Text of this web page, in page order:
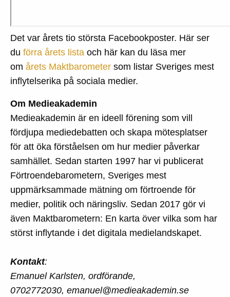
Det var årets tio största Facebookposter. Här ser
du förra årets lista och här kan du läsa mer
om årets Maktbarometer som listar Sveriges mest
inflytelserika på sociala medier.
Om Medieakademin
Medieakademin är en ideell förening som vill
fördjupa mediedebatten och skapa mötesplatser
för att öka förståelsen om hur medier påverkar
samhället. Sedan starten 1997 har vi publicerat
Förtroendebarometern, Sveriges mest
uppmärksammade mätning om förtroende för
medier, politik och näringsliv. Sedan 2017 gör vi
även Maktbarometern: En karta över vilka som har
störst inflytande i det digitala medielandskapet.
Kontakt:
Emanuel Karlsten, ordförande,
0702772030, emanuel@medieakademin.se